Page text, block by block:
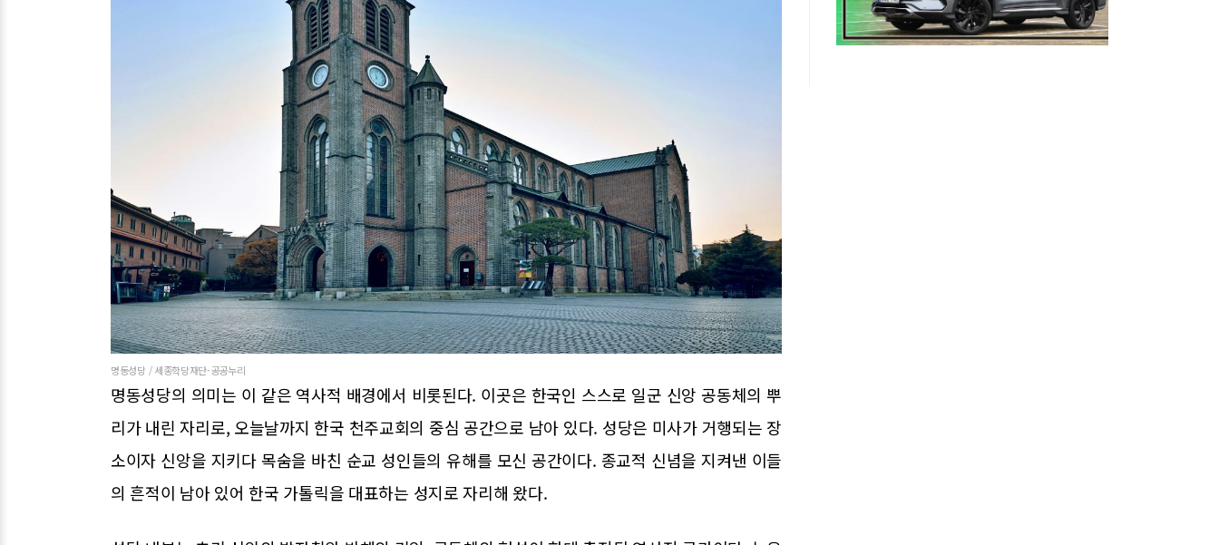
명동성당 / 세종학당재단-공공누리
명동성당의 의미는 이 같은 역사적 배경에서 비롯된다. 이곳은 한국인 스스로 일군 신앙 공동체의 뿌
리가 내린 자리로, 오늘날까지 한국 천주교회의 중심 공간으로 남아 있다. 성당은 미사가 거행되는 장
소이자 신앙을 지키다 목숨을 바친 순교 성인들의 유해를 모신 공간이다. 종교적 신념을 지켜낸 이들
의 흔적이 남아 있어 한국 가톨릭을 대표하는 성지로 자리해 왔다.